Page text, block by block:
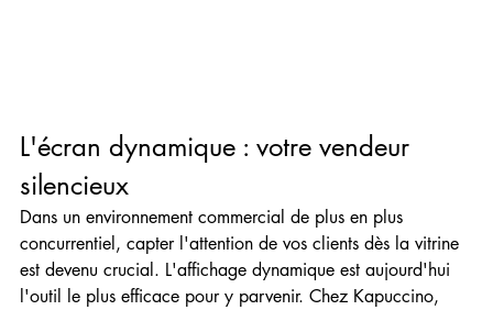
L'écran dynamique : votre vendeur
silencieux
Dans un environnement commercial de plus en plus
concurrentiel, capter l'attention de vos clients dès la vitrine
est devenu crucial. L'affichage dynamique est aujourd'hui
l'outil le plus efficace pour y parvenir. Chez Kapuccino,